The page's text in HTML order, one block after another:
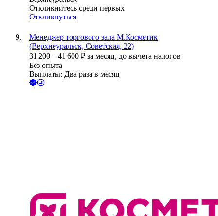
Откликнитесь среди первых
Откликнуться
Менеджер торгового зала М.Косметик
(Верхнеуральск, Советская, 22)
31 200 – 41 600 ₽ за месяц, до вычета налогов
Без опыта
Выплаты: Два раза в месяц